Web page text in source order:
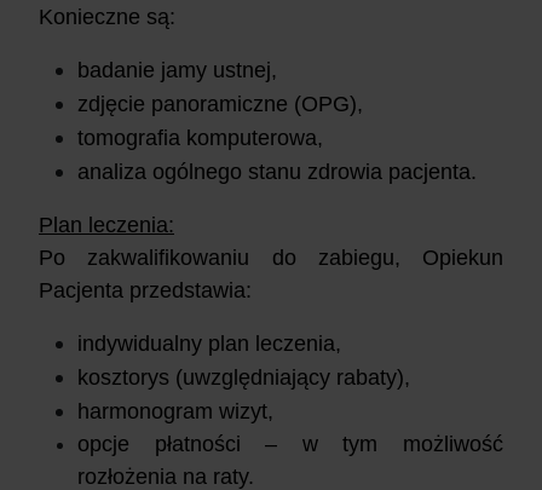
Konieczne są:
badanie jamy ustnej,
zdjęcie panoramiczne (OPG),
tomografia komputerowa,
analiza ogólnego stanu zdrowia pacjenta.
Plan leczenia:
Po zakwalifikowaniu do zabiegu, Opiekun
Pacjenta przedstawia:
indywidualny plan leczenia,
kosztorys (uwzględniający rabaty),
harmonogram wizyt,
opcje płatności – w tym możliwość
rozłożenia na raty.